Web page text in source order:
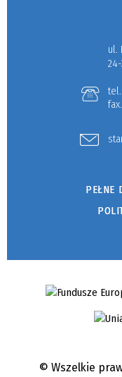
ul.
tel.:
PEŁNE
© Wszelkie